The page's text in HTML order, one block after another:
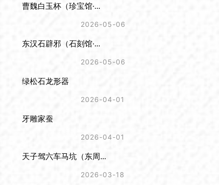
曹魏白玉杯（珍宝馆·...
2026-05-06
东汉石辟邪（石刻馆·...
2026-05-06
绿松石龙形器
2026-04-01
牙雕家蚕
2026-04-01
天子驾六车马坑（东周...
2026-03-18